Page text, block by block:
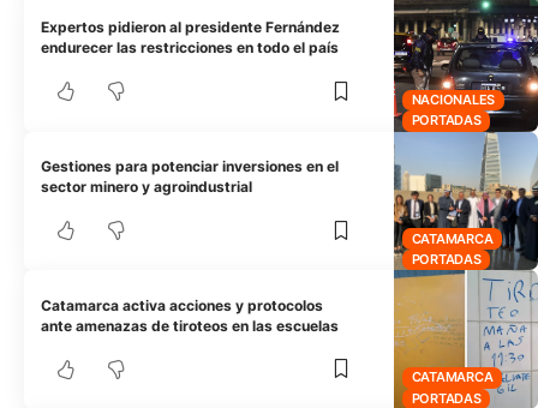
NACIONALES
PORTADAS
Expertos pidieron al presidente Fernández
endurecer las restricciones en todo el país
CATAMARCA
PORTADAS
Gestiones para potenciar inversiones en el
sector minero y agroindustrial
CATAMARCA
PORTADAS
Catamarca activa acciones y protocolos
ante amenazas de tiroteos en las escuelas